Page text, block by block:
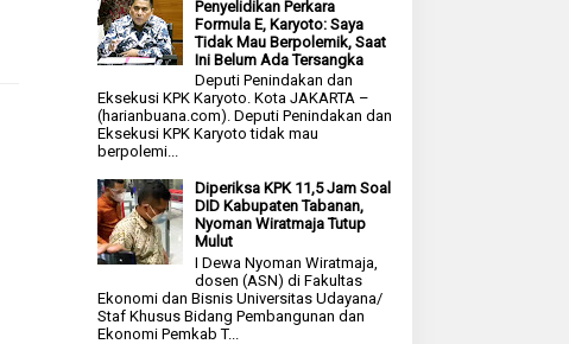
Penyelidikan Perkara
Formula E, Karyoto: Saya
Tidak Mau Berpolemik, Saat
Ini Belum Ada Tersangka
Deputi Penindakan dan
Eksekusi KPK Karyoto. Kota JAKARTA –
(harianbuana.com). Deputi Penindakan dan
Eksekusi KPK Karyoto tidak mau
berpolemi...
Diperiksa KPK 11,5 Jam Soal
DID Kabupaten Tabanan,
Nyoman Wiratmaja Tutup
Mulut
I Dewa Nyoman Wiratmaja,
dosen (ASN) di Fakultas
Ekonomi dan Bisnis Universitas Udayana/
Staf Khusus Bidang Pembangunan dan
Ekonomi Pemkab T...